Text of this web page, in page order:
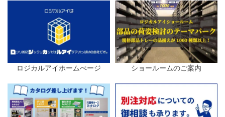
ロジカルアイホームぺージ ショールームのご案内